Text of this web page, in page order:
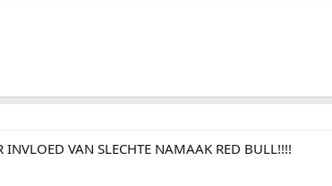
VAN SLECHTE NAMAAK RED BULL!!!!